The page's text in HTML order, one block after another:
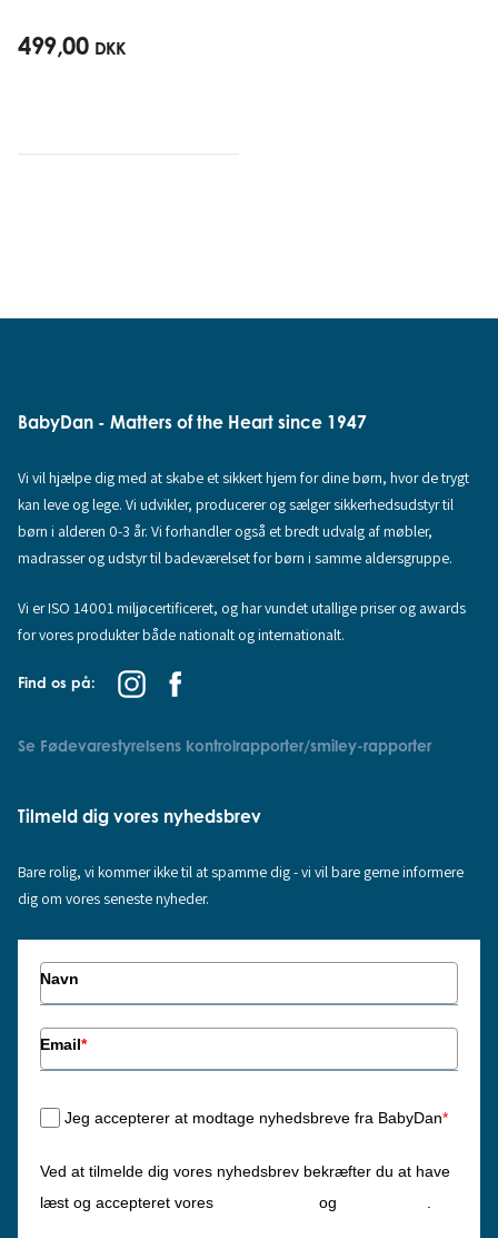
499,00 DKK
BabyDan - Matters of the Heart since 1947
Vi vil hjælpe dig med at skabe et sikkert hjem for dine børn, hvor de trygt
kan leve og lege. Vi udvikler, producerer og sælger sikkerhedsudstyr til
børn i alderen 0-3 år. Vi forhandler også et bredt udvalg af møbler,
madrasser og udstyr til badeværelset for børn i samme aldersgruppe.
Vi er ISO 14001 miljøcertificeret, og har vundet utallige priser og awards
for vores produkter både nationalt og internationalt.
Find os på:
Se Fødevarestyrelsens kontrolrapporter/smiley-rapporter
Tilmeld dig vores nyhedsbrev
Bare rolig, vi kommer ikke til at spamme dig - vi vil bare gerne informere
dig om vores seneste nyheder.
Navn
Email*
Jeg accepterer at modtage nyhedsbreve fra BabyDan*
Ved at tilmelde dig vores nyhedsbrev bekræfter du at have
læst og accepteret vores
og